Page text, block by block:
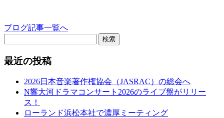
ブログ記事一覧へ
検索
最近の投稿
2026日本音楽著作権協会（JASRAC）の総会へ
N響大河ドラマコンサート2026のライブ盤がリリー
ス！
ローランド浜松本社で濃厚ミーティング